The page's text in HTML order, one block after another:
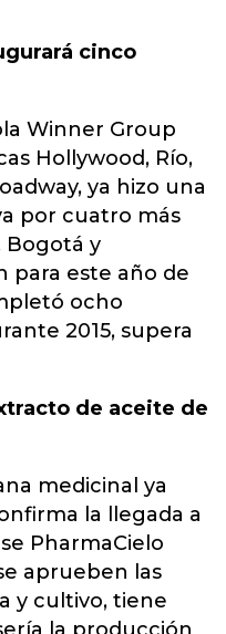
cinco
Winner Group
Hollywood, Río,
ya hizo una
por cuatro más
Bogotá y
para este año de
ocho
2015, supera
de aceite de
medicinal ya
la llegada a
PharmaCielo
aprueben las
y cultivo, tiene